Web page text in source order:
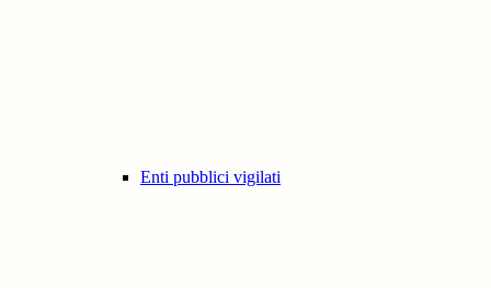
Enti pubblici vigilati